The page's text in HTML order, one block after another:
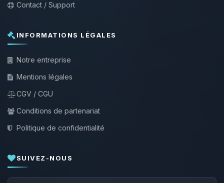
Contact / Support
INFORMATIONS LÉGALES
Notre entreprise
Mentions légales
CGV / CGU
Conditions de partenariat
Politique de confidentialité
SUIVEZ-NOUS